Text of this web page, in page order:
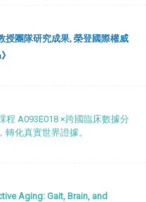
授團隊研究成果, 榮登國際權威
》
程 A093E018 ×跨國臨床數據分
化真實世界證據。
Aging: Gait, Brain, and